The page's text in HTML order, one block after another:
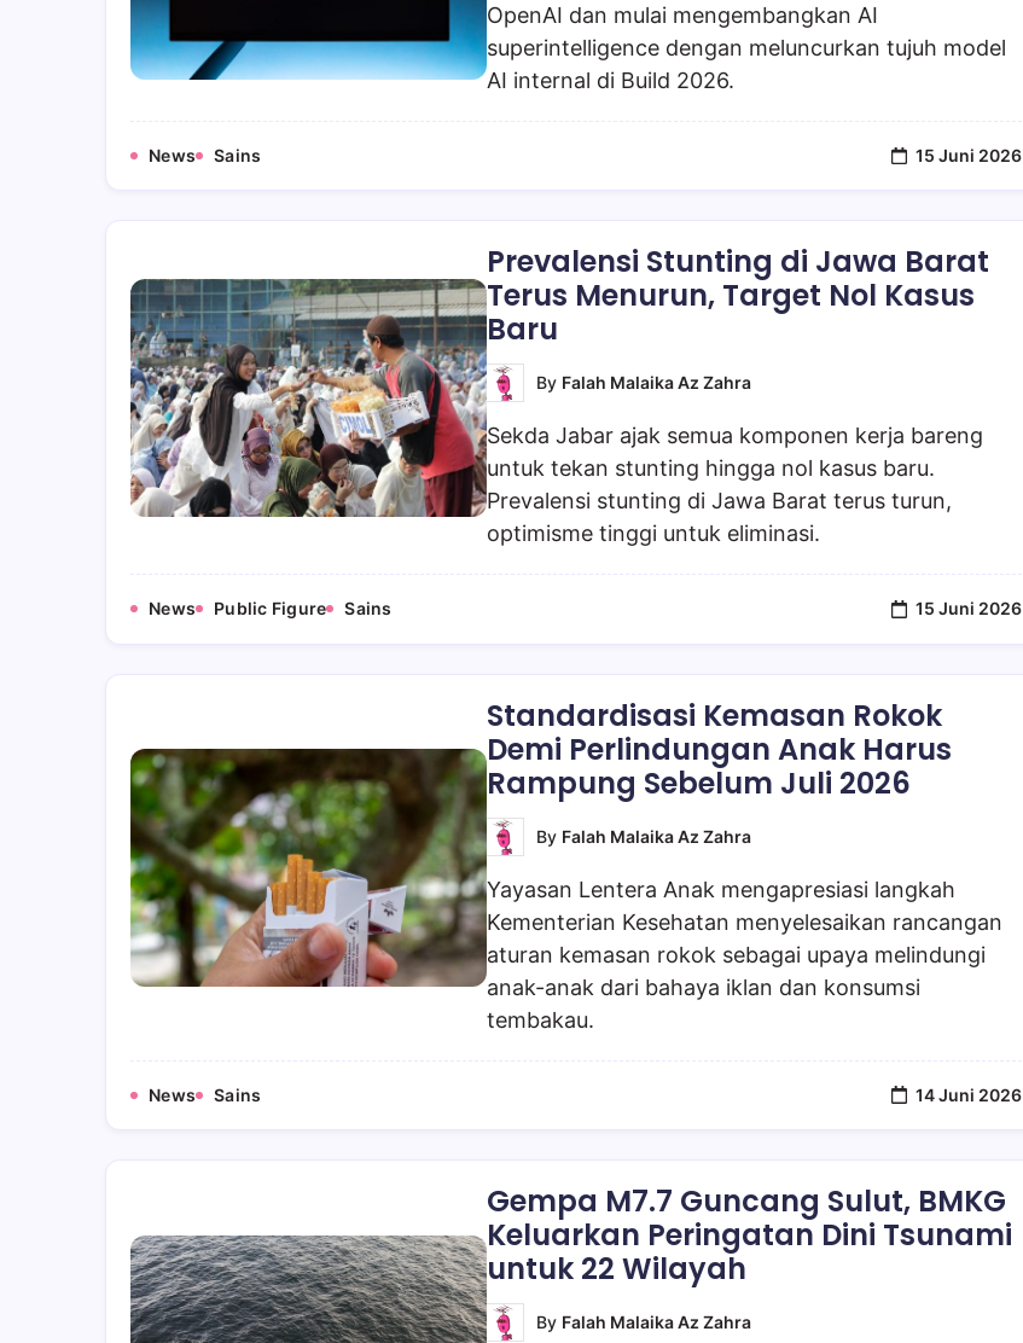
OpenAI dan mulai mengembangkan AI
superintelligence dengan meluncurkan tujuh model
AI internal di Build 2026.
News Sains 15 Juni 2026
Prevalensi Stunting di Jawa Barat
Terus Menurun, Target Nol Kasus
Baru
By Falah Malaika Az Zahra
Sekda Jabar ajak semua komponen kerja bareng
untuk tekan stunting hingga nol kasus baru.
Prevalensi stunting di Jawa Barat terus turun,
optimisme tinggi untuk eliminasi.
News Public Figure Sains 15 Juni 2026
Standardisasi Kemasan Rokok
Demi Perlindungan Anak Harus
Rampung Sebelum Juli 2026
By Falah Malaika Az Zahra
Yayasan Lentera Anak mengapresiasi langkah
Kementerian Kesehatan menyelesaikan rancangan
aturan kemasan rokok sebagai upaya melindungi
anak-anak dari bahaya iklan dan konsumsi
tembakau.
News Sains 14 Juni 2026
Gempa M7.7 Guncang Sulut, BMKG
Keluarkan Peringatan Dini Tsunami
untuk 22 Wilayah
By Falah Malaika Az Zahra